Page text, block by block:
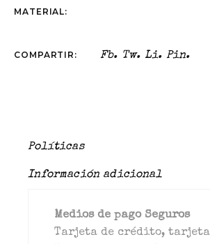
MATERIAL:
COMPARTIR: Fb. Tw. Li. Pin.
Políticas
Información adicional
Medios de pago Seguros
Tarjeta de crédito,